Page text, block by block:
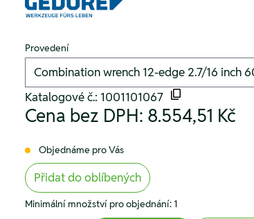
Provedení
Katalogové č.: 1001101067
Cena bez DPH: 8.554,51 Kč
Objednáme pro Vás
Přidat do oblíbených
Minimální množství pro objednání: 1